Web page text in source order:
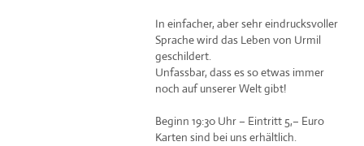
In einfacher, aber sehr eindrucksvoller
Sprache wird das Leben von Urmil
geschildert.
Unfassbar, dass es so etwas immer
noch auf unserer Welt gibt!
Beginn 19:30 Uhr – Eintritt 5,– Euro
Karten sind bei uns erhältlich.